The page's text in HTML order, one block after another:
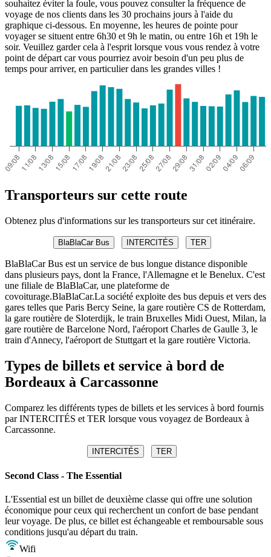
souhaitez éviter la foule, vous pouvez consulter la fréquence de
voyage de nos clients dans les 30 prochains jours à l'aide du
graphique ci-dessous. En moyenne, les heures de pointe pour
voyager se situent entre 6h30 et 9h le matin, ou entre 16h et 19h le
soir. Veuillez garder cela à l'esprit lorsque vous vous rendez à votre
point de départ car vous pourriez avoir besoin d'un peu plus de
temps pour arriver, en particulier dans les grandes villes !
Transporteurs sur cette route
Obtenez plus d'informations sur les transporteurs sur cet itinéraire.
BlaBlaCar Bus INTERCITÉS TER
BlaBlaCar Bus est un service de bus longue distance disponible
dans plusieurs pays, dont la France, l'Allemagne et le Benelux. C'est
une filiale de BlaBlaCar, une plateforme de
covoiturage.BlaBlaCar.La société exploite des bus depuis et vers des
gares telles que Paris Bercy Seine, la gare routière CS de Rotterdam,
la gare routière de Sloterdijk, le train Bruxelles Midi Ouest, Milan, la
gare routière de Barcelone Nord, l'aéroport Charles de Gaulle 3, le
train d'Annecy, l'aéroport de Stuttgart et la gare routière Victoria.
Types de billets et service à bord de
Bordeaux à Carcassonne
Comparez les différents types de billets et les services à bord fournis
par INTERCITÉS et TER lorsque vous voyagez de Bordeaux à
Carcassonne.
INTERCITÉS TER
Second Class - The Essential
L'Essential est un billet de deuxième classe qui offre une solution
économique pour ceux qui recherchent un confort de base pendant
leur voyage. De plus, ce billet est échangeable et remboursable sous
conditions jusqu'au départ du train.
Wifi